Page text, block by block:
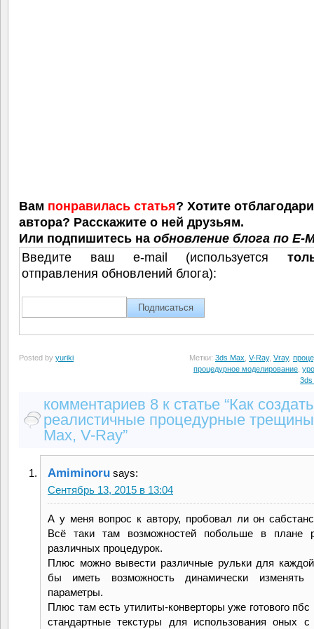
Вам понравилась статья? Хотите
автора? Расскажите о ней друзьям.
Или подпишитесь на обновление блога по E-
Введите ваш e-mail (используется
отправления обновлений блога):
Posted by yuriki Метки: 3ds Max V-Ray, Vray,
процедурное моделирование
3ds
комментариев 8 к статье “Как создать
реалистичные процедурные
Max, V-Ray”
Amiminoru says:
Сентябрь 13, 2015 в 13:04
А у меня вопрос к автору, пробовал ли он сабстанс
Всё таки там возможностей побольше в плане
различных процедурок.
Плюс можно вывести различные рульки для
бы иметь возможность динамически изменять
параметры.
Плюс там есть утилиты-конверторы уже готового
стандартные текстуры для использования оных